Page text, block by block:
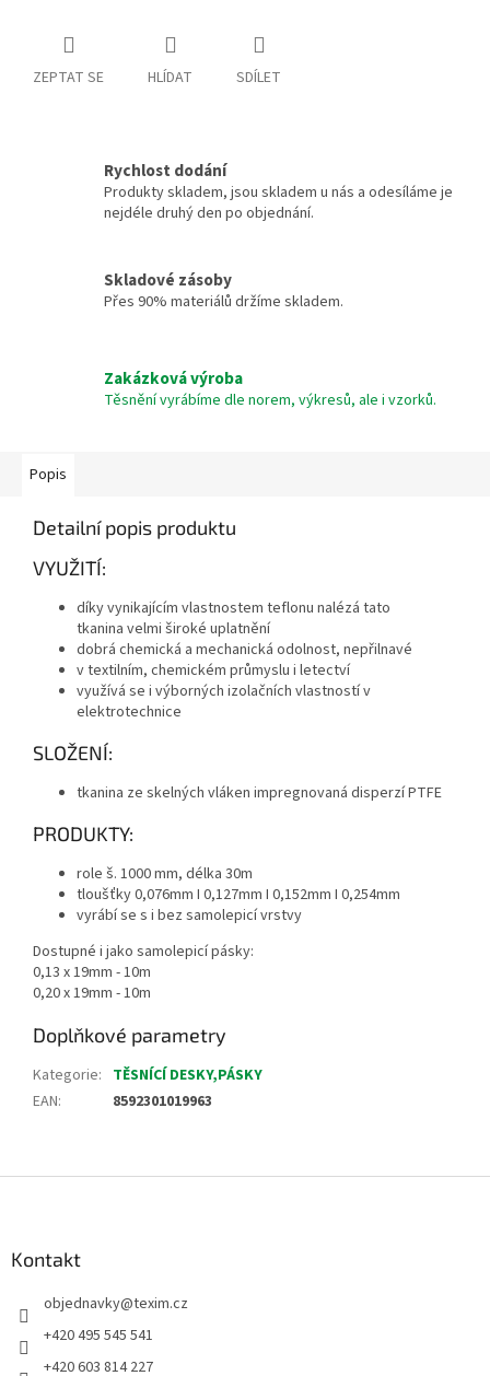
ZEPTAT SE HLÍDAT SDÍLET
Rychlost dodání
Produkty skladem, jsou skladem u nás a odesíláme je
nejdéle druhý den po objednání.
Skladové zásoby
Přes 90% materiálů držíme skladem.
Zakázková výroba
Těsnění vyrábíme dle norem, výkresů, ale i vzorků.
Popis
Detailní popis produktu
VYUŽITÍ:
díky vynikajícím vlastnostem teflonu nalézá tato
tkanina velmi široké uplatnění
dobrá chemická a mechanická odolnost, nepřilnavé
v textilním, chemickém průmyslu i letectví
využívá se i výborných izolačních vlastností v
elektrotechnice
SLOŽENÍ:
tkanina ze skelných vláken impregnovaná disperzí PTFE
PRODUKTY:
role š. 1000 mm, délka 30m
tloušťky 0,076mm I 0,127mm I 0,152mm I 0,254mm
vyrábí se s i bez samolepicí vrstvy
Dostupné i jako samolepicí pásky:
0,13 x 19mm - 10m
0,20 x 19mm - 10m
Doplňkové parametry
Kategorie: TĚSNÍCÍ DESKY,PÁSKY
EAN: 8592301019963
Kontakt
objednavky@texim.cz
+420 495 545 541
+420 603 814 227